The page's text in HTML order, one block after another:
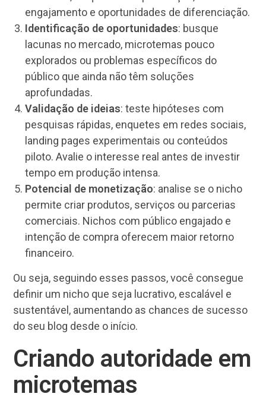
engajamento e oportunidades de diferenciação.
Identificação de oportunidades: busque
lacunas no mercado, microtemas pouco
explorados ou problemas específicos do
público que ainda não têm soluções
aprofundadas.
Validação de ideias: teste hipóteses com
pesquisas rápidas, enquetes em redes sociais,
landing pages experimentais ou conteúdos
piloto. Avalie o interesse real antes de investir
tempo em produção intensa.
Potencial de monetização: analise se o nicho
permite criar produtos, serviços ou parcerias
comerciais. Nichos com público engajado e
intenção de compra oferecem maior retorno
financeiro.
Ou seja, seguindo esses passos, você consegue
definir um nicho que seja lucrativo, escalável e
sustentável, aumentando as chances de sucesso
do seu blog desde o início.
Criando autoridade em
microtemas